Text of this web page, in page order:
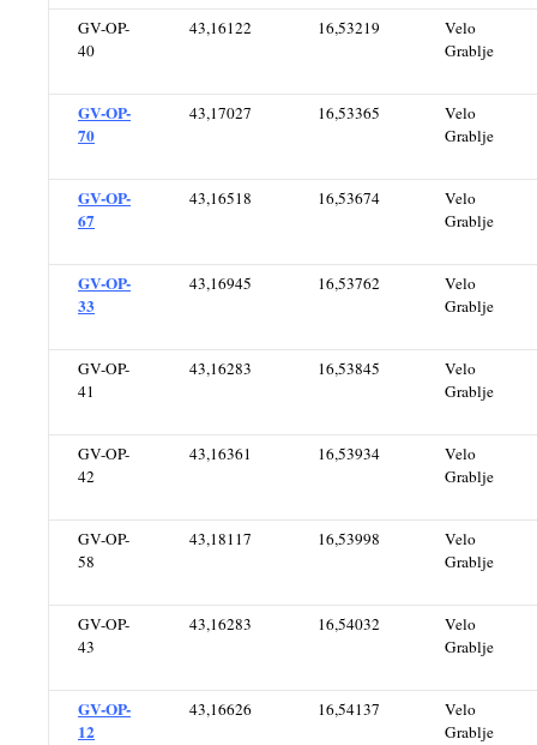
GV-OP-
40
43,16122 16,53219
Velo
Grablje
GV-OP-
70
43,17027 16,53365
Velo
Grablje
GV-OP-
67
43,16518 16,53674
Velo
Grablje
GV-OP-
33
43,16945 16,53762
Velo
Grablje
GV-OP-
41
43,16283 16,53845
Velo
Grablje
GV-OP-
42
43,16361 16,53934
Velo
Grablje
GV-OP-
58
43,18117 16,53998
Velo
Grablje
GV-OP-
43
43,16283 16,54032
Velo
Grablje
GV-OP-
12
43,16626 16,54137
Velo
Grablje